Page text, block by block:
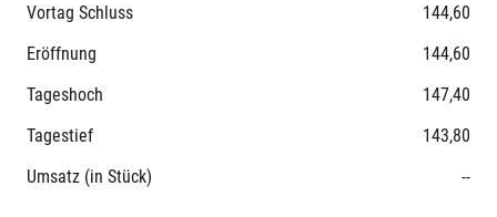
Vortag Schluss
144,60
Eröffnung
144,60
Tageshoch
147,40
Tagestief
143,80
Umsatz (in Stück)
--